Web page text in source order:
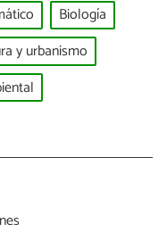
Biología
y urbanismo